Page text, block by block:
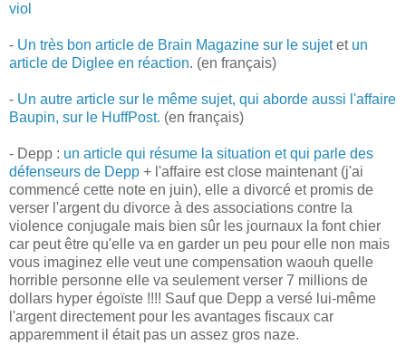
viol
- Un très bon article de Brain Magazine sur le sujetet un
article de Diglee en réaction. (en français)
- Un autre article sur le même sujet, qui aborde aussi l'affaire
Baupin, sur le HuffPost. (en français)
- Depp : un article qui résume la situation et qui parle des
défenseurs de Depp + l'affaire est close maintenant (j'ai
commencé cette note en juin), elle a divorcé et promis de
verser l'argent du divorce à des associations contre la
violence conjugale mais bien sûr les journaux la font chier
car peut être qu'elle va en garder un peu pour elle non mais
vous imaginez elle veut une compensation waouh quelle
horrible personne elle va seulement verser 7 millions de
dollars hyper égoïste !!!! Sauf que Depp a versé lui-même
l'argent directement pour les avantages fiscaux car
apparemment il était pas un assez gros naze.